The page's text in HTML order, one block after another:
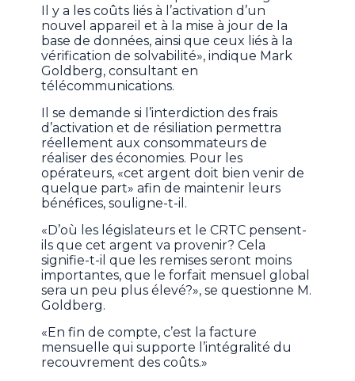
Il y a les coûts liés à l’activation d’un
nouvel appareil et à la mise à jour de la
base de données, ainsi que ceux liés à la
vérification de solvabilité», indique Mark
Goldberg, consultant en
télécommunications.
Il se demande si l’interdiction des frais
d’activation et de résiliation permettra
réellement aux consommateurs de
réaliser des économies. Pour les
opérateurs, «cet argent doit bien venir de
quelque part» afin de maintenir leurs
bénéfices, souligne-t-il.
«D’où les législateurs et le CRTC pensent-
ils que cet argent va provenir? Cela
signifie-t-il que les remises seront moins
importantes, que le forfait mensuel global
sera un peu plus élevé?», se questionne M.
Goldberg.
«En fin de compte, c’est la facture
mensuelle qui supporte l’intégralité du
recouvrement des coûts.»